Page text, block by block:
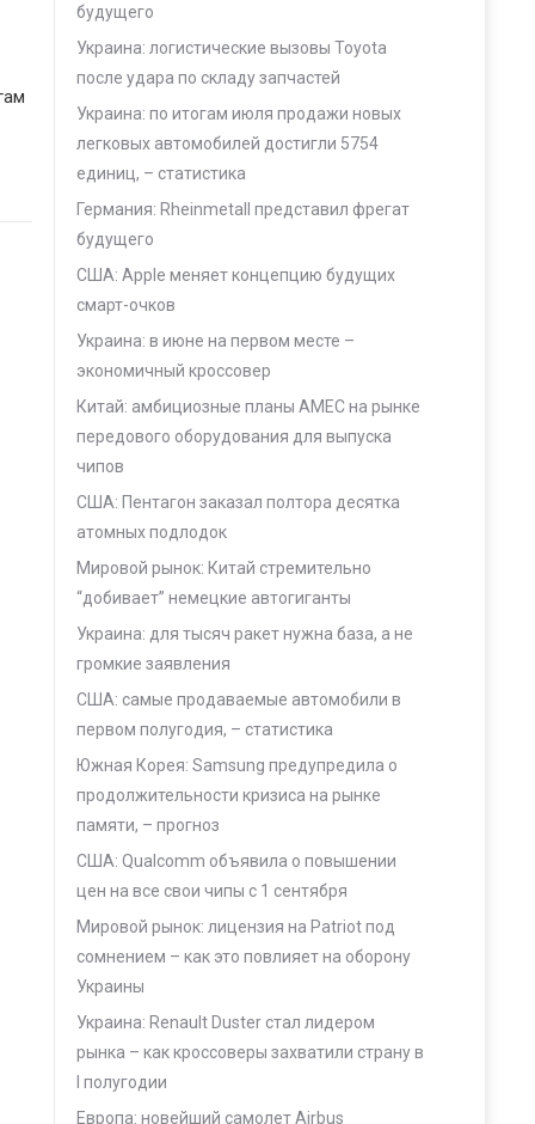
будущего
Украина: логистические вызовы Toyota
после удара по складу запчастей
Украина: по итогам июля продажи новых
легковых автомобилей достигли 5754
единиц, – статистика
Германия: Rheinmetall представил фрегат
будущего
США: Apple меняет концепцию будущих
смарт-очков
Украина: в июне на первом месте –
экономичный кроссовер
Китай: амбициозные планы AMEC на рынке
передового оборудования для выпуска
чипов
США: Пентагон заказал полтора десятка
атомных подлодок
Мировой рынок: Китай стремительно
“добивает” немецкие автогиганты
Украина: для тысяч ракет нужна база, а не
громкие заявления
США: самые продаваемые автомобили в
первом полугодия, – статистика
Южная Корея: Samsung предупредила о
продолжительности кризиса на рынке
памяти, – прогноз
США: Qualcomm объявила о повышении
цен на все свои чипы с 1 сентября
Мировой рынок: лицензия на Patriot под
сомнением – как это повлияет на оборону
Украины
Украина: Renault Duster стал лидером
рынка – как кроссоверы захватили страну в
I полугодии
Европа: новейший самолет Airbus